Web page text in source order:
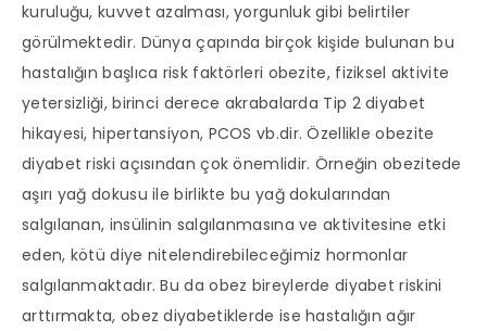
kuruluğu, kuvvet azalması, yorgunluk gibi belirtiler
görülmektedir. Dünya çapında birçok kişide bulunan bu
hastalığın başlıca risk faktörleri obezite, fiziksel aktivite
yetersizliği, birinci derece akrabalarda Tip 2 diyabet
hikayesi, hipertansiyon, PCOS vb.dir. Özellikle obezite
diyabet riski açısından çok önemlidir. Örneğin obezitede
aşırı yağ dokusu ile birlikte bu yağ dokularından
salgılanan, insülinin salgılanmasına ve aktivitesine etki
eden, kötü diye nitelendirebileceğimiz hormonlar
salgılanmaktadır. Bu da obez bireylerde diyabet riskini
arttırmakta, obez diyabetiklerde ise hastalığın ağır